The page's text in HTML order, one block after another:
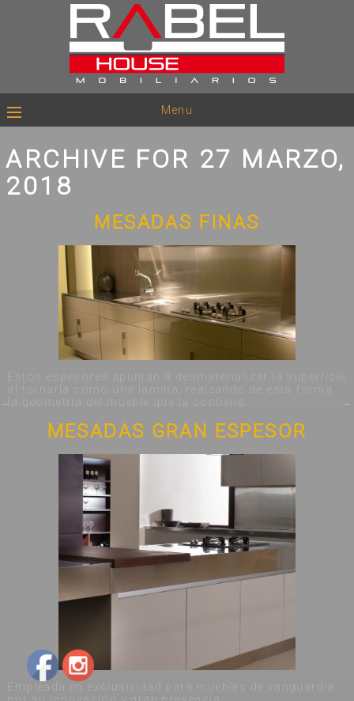
Menu
ARCHIVE FOR 27 MARZO,
2018
MESADAS FINAS
Estos espesores apuntan a desmaterializar la superficie
al tornarla como una lamina, realzando de esta forma
la geometría del mueble que la contiene.
MESADAS GRAN ESPESOR
Empleada en exclusividad para muebles de vanguardia